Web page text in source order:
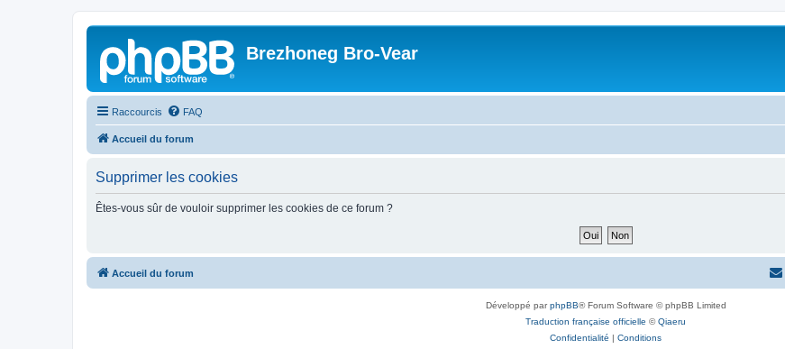
Brezhoneg Bro-Vear
Raccourcis FAQ
Accueil du forum
Supprimer les cookies
Êtes-vous sûr de vouloir supprimer les cookies de ce forum ?
Accueil du forum
Développé parphpBB® Forum Software © phpBB Limited
Traduction française officielle ©Qiaeru
Confidentialité | Conditions